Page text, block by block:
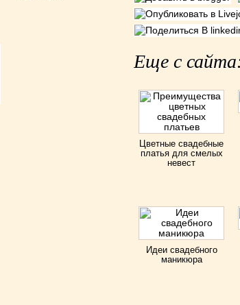
Еще с
Цветные свадебные
платья для смелых
невест
Идеи свадебного
маникюра